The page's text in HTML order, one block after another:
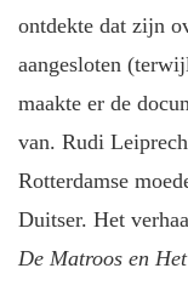
ontdekte dat zijn
aangesloten
maakte er de
van. Rudi
Rotterdamse
Duitser. Het
De Matroos en